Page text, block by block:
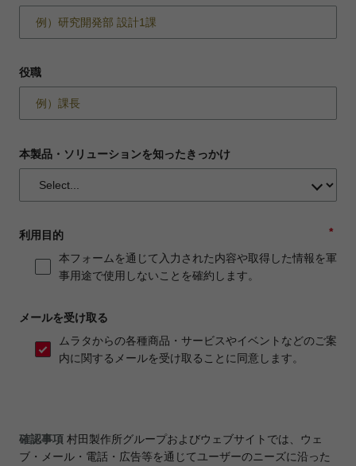
役職
本製品・ソリューションを知ったきっかけ
*
利用目的
本フォームを通じて入力された内容や取得した情報を軍
事用途で使用しないことを確約します。
メールを受け取る
ムラタからの各種商品・サービスやイベントなどのご案
内に関するメールを受け取ることに同意します。
確認事項 村田製作所グループおよびウェブサイトでは、ウェ
ブ・メール・電話・広告等を通じてユーザーのニーズに沿った